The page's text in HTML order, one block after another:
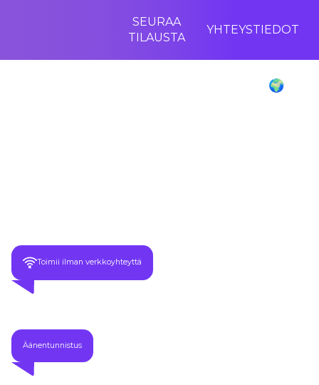
SEURAA
TILAUSTA
YHTEYSTIEDOT
Poliglu Language Translator Device 🌍
Äänentunnistus
Toimii ilman verkkoyhteyttä